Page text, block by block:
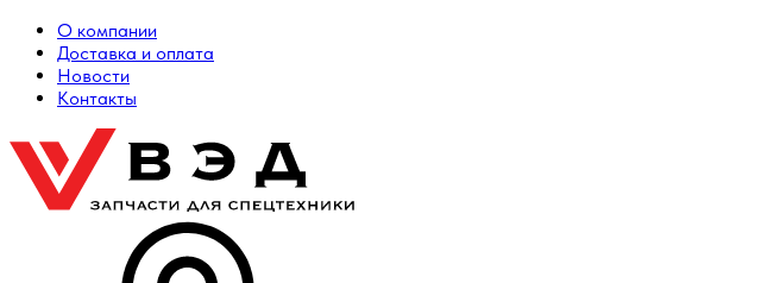
О компании
Доставка и оплата
Новости
Контакты